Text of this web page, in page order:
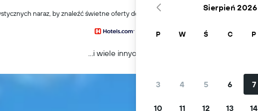
naraz, by znaleźć świetne oferty domów wakacyjnych w Stambule
...i wiele innych
Sierpień 2026
P W Ś C P
3 4 5 6 7
10 11 12 13 14